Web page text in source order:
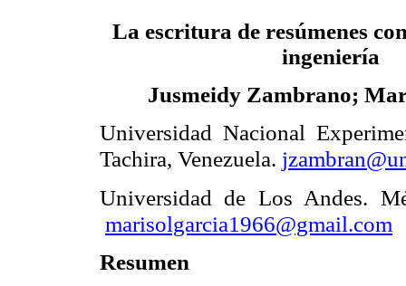
La escritura de resúmenes
ingeniería
Jusmeidy Zambrano;
Universidad Nacional
Tachira, Venezuela.
Universidad de Los Andes.
marisolgarcia1966@gmail.com
Resumen